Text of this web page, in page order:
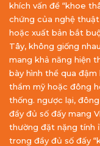
khích vấn đề “khoe
chứng của nghệ
hoặc xuất bản bắt
Tây, không giống
mang khả năng hiện
bày hình thể qua
thẩm mỹ hoặc đông
thống. ngược lại,
đầy đủ số đấy mang
thường đặt nặng tính
trong đầy đủ số đấy